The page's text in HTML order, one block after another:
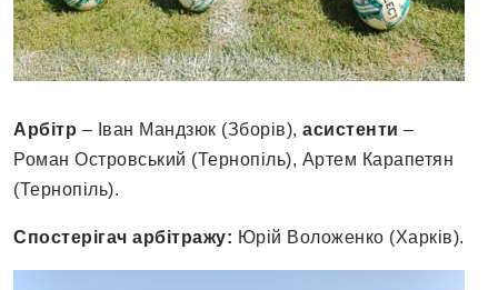
Арбітр – Іван Мандзюк (Зборів), асистенти –
Роман Островський (Тернопіль), Артем Карапетян
(Тернопіль).
Спостерігач арбітражу: Юрій Воложенко (Харків).